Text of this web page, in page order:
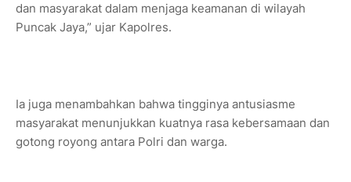
dan masyarakat dalam menjaga keamanan di wilayah
Puncak Jaya,” ujar Kapolres.
Ia juga menambahkan bahwa tingginya antusiasme
masyarakat menunjukkan kuatnya rasa kebersamaan dan
gotong royong antara Polri dan warga.